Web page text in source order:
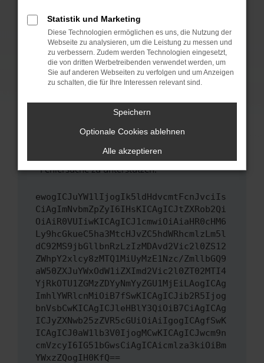
Betriebssystem auf dem neuesten Stand
sind.
Veraltete Software birgt nicht nur ein
Sicherheitsrisiko, sondern kann auch dazu
führen, dass bestimmte Funktionen nicht mehr
unterstützt werden.
Wende dich an den Webseitenbetreiber.
Wenn du alle oben genannten Schritte versucht
hast, kontaktiere uns bitte. Wir werden
uns diesen Text schicken, um uns bei der
Fehlersuche zu unterstützen:
ewogICJuYW1lIjogIk5ldHdvcmtFcnJvciIs
CiAgImNvbmZpZyI6IHsKICAgICJtZXRob2Qi
OiAiR0VUIiwKICAgICJ1cmwiOiAiaHR0cHM6
Ly9hcGkueC5ha3MtcHJvZC5hdWRhcmlzLm5l
dC92MS9jbGllbnRzLzIzMDAvd2Vic2l0ZS12
ZWhpY2xlcy8zMTQ1MiUyMzE1Nzc/ZmllbGQ9
aW50ZXJuYWxOdW1iZXImd2Vic2l0ZT02MTI4
YjRkOTU1ZGMzZDYyNmYyZGU1MjEiLAogICAg
ImhlYWRlcnMiOiB7fSwKICAgICJib2R5Ijog
bnVsbCwKICAgICJleHBlY3QiOiB7CiAgICAg
ICJyZXNwb25zZVR5cGUiOiAiIgogICAgfSwK
ICAgICJ0aW1lb3V0IjogMCwKICAgICJwcm9n
cmVzcyI6IG51bGwsCiAgICAicmlza3kiOiBm
YWxzZQogIH0KfQ==
Statistik und Marketing
Diese Technologien ermöglichen es uns, die Nutzung der
Webseite zu analysieren, um die Leistung zu messen und
zu verbessern. Zudem werden Technologien eingesetzt,
die von dritten Werbetreibenden verwendet werden, um
Sie auf anderen Webseiten zu verfolgen und um Anzeigen
zu schalten, die für Ihre Interessen relevant sind.
Speichern
Optionale Cookies ablehnen
Alle akzeptieren